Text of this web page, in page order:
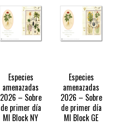
Especies
amenazadas
2026 – Sobre
de primer día
MI Block NY
Especies
amenazadas
2026 – Sobre
de primer día
MI Block GE